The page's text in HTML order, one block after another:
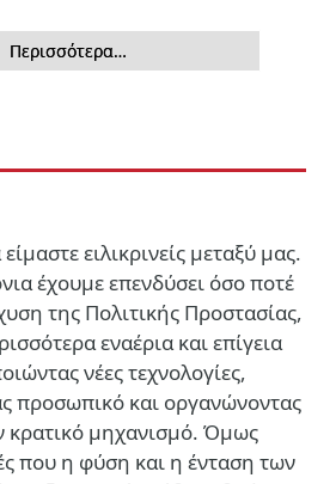
Περισσότερα…
ειλικρινείς μεταξύ μας.
έχουμε επενδύσει όσο ποτέ
της Πολιτικής Προστασίας,
εναέρια και επίγεια
νέες τεχνολογίες,
προσωπικό και οργανώνοντας
κρατικό μηχανισμό. Όμως
που η φύση και η ένταση των